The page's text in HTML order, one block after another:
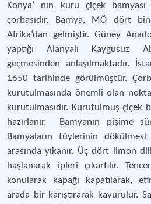
Konya’ nın kuru çiçek
çorbasıdır. Bamya, MÖ dört
Afrika‘dan gelmiştir. Güney
yaptığı Alanyalı Kaygusuz
geçmesinden anlaşılmaktadır.
1650 tarihinde görülmüştür.
kurutulmasında önemli olan
kurutulmasıdır. Kurutulmuş çiçek
hazırlanır. Bamyanın pişime
Bamyaların tüylerinin
arasında yıkanır. Üç dört limon
haşlanarak ipleri çıkartılır.
konularak kapağı kapatılarak,
arada bir karıştırarak kavurulur.